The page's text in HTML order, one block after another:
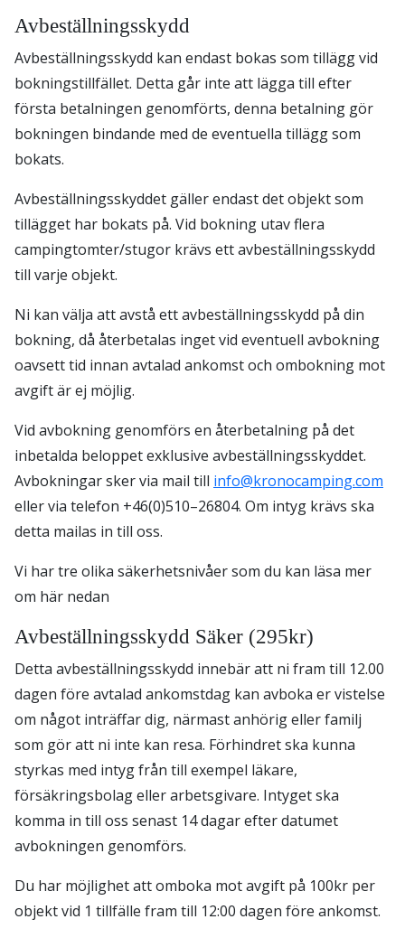
Avbeställningsskydd
Avbeställningsskydd kan endast bokas som tillägg vid
bokningstillfället. Detta går inte att lägga till efter
första betalningen genomförts, denna betalning gör
bokningen bindande med de eventuella tillägg som
bokats.
Avbeställningsskyddet gäller endast det objekt som
tillägget har bokats på. Vid bokning utav flera
campingtomter/stugor krävs ett avbeställningsskydd
till varje objekt.
Ni kan välja att avstå ett avbeställningsskydd på din
bokning, då återbetalas inget vid eventuell avbokning
oavsett tid innan avtalad ankomst och ombokning mot
avgift är ej möjlig.
Vid avbokning genomförs en återbetalning på det
inbetalda beloppet exklusive avbeställningsskyddet.
Avbokningar sker via mail till info@kronocamping.com
eller via telefon +46(0)510–26804. Om intyg krävs ska
detta mailas in till oss.
Vi har tre olika säkerhetsnivåer som du kan läsa mer
om här nedan
Avbeställningsskydd Säker (295kr)
Detta avbeställningsskydd innebär att ni fram till 12.00
dagen före avtalad ankomstdag kan avboka er vistelse
om något inträffar dig, närmast anhörig eller familj
som gör att ni inte kan resa. Förhindret ska kunna
styrkas med intyg från till exempel läkare,
försäkringsbolag eller arbetsgivare. Intyget ska
komma in till oss senast 14 dagar efter datumet
avbokningen genomförs.
Du har möjlighet att omboka mot avgift på 100kr per
objekt vid 1 tillfälle fram till 12:00 dagen före ankomst.